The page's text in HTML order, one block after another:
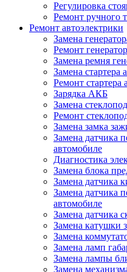
Регулировка
Ремонт ручного
Ремонт автоэлектрики
Замена
Ремонт
Замена ремня
Замена стартера
Ремонт стартера
Зарядка АКБ
Замена
Ремонт
Замена замка
Замена датчика
автомобиле
Диагностика
Замена блока
Замена датчика
Замена датчика
автомобиле
Замена датчика
Замена катушки
Замена
Замена ламп
Замена лампы
Замена